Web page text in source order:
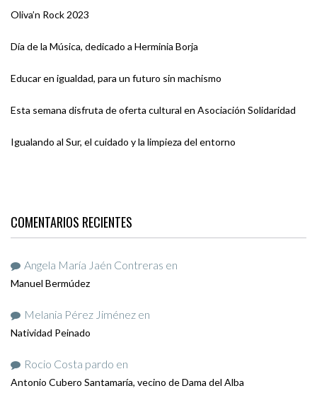
Oliva’n Rock 2023
Día de la Música, dedicado a Herminia Borja
Educar en igualdad, para un futuro sin machismo
Esta semana disfruta de oferta cultural en Asociación Solidaridad
Igualando al Sur, el cuidado y la limpieza del entorno
COMENTARIOS RECIENTES
Angela María Jaén Contreras en
Manuel Bermúdez
Melania Pérez Jiménez en
Natividad Peinado
Rocio Costa pardo en
Antonio Cubero Santamaría, vecino de Dama del Alba